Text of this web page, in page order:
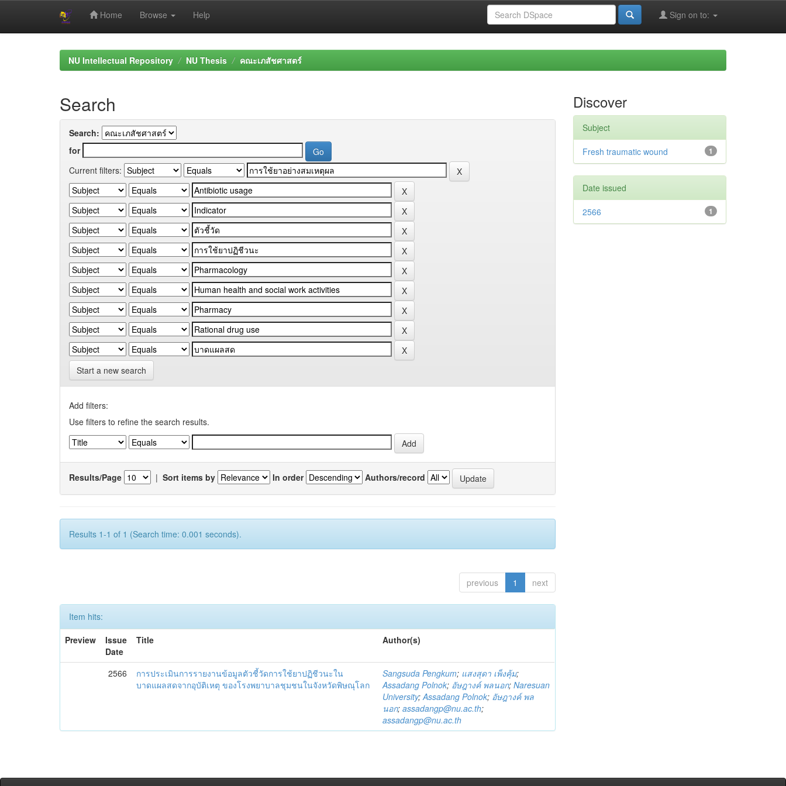
Home Browse Help Sign on to:
NU Intellectual Repository NU Thesis คณะเภสัชศาสตร์
Search
Search:
for
Current filters:
Start a new search
Add filters:
Use filters to refine the search results.
Results/Page | Sort items by In order Authors/record
Results 1-1 of 1 (Search time: 0.001 seconds).
previous 1 next
Item hits:
Preview
Issue
Date
Title Author(s)
2566
การประเมินการรายงานข้อมูลตัวชี้วัดการใช้ยาปฏิชีวนะใน
บาดแผลสดจากอุบัติเหตุ ของโรงพยาบาลชุมชนในจังหวัดพิษณุโลก
Sangsuda Pengkum; แสงสุดา เพ็งคุ้ม;
Assadang Polnok; อัษฎางค์ พลนอก;Naresuan
University;Assadang Polnok; อัษฎางค์ พล
นอก;assadangp@nu.ac.th;
assadangp@nu.ac.th
Discover
Subject
1
Fresh traumatic wound
Date issued
1
2566